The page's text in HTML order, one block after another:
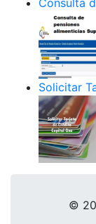
Consulta
Solicitar
©